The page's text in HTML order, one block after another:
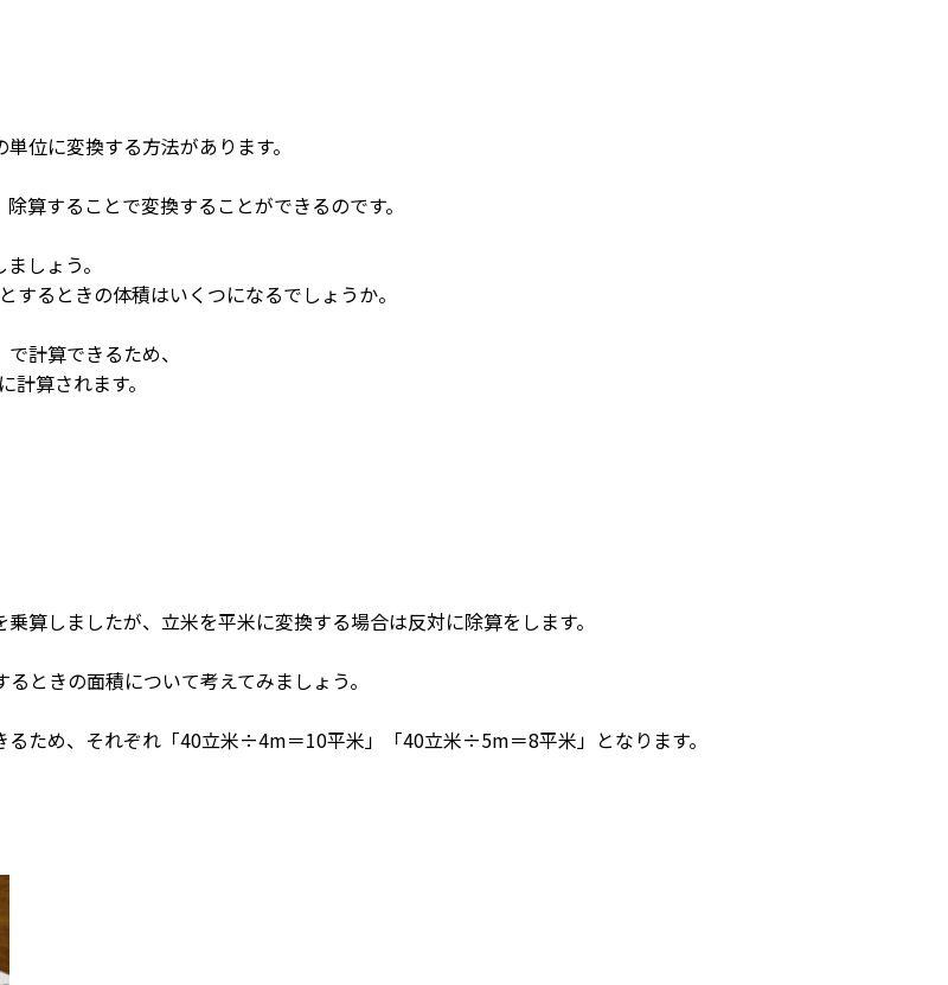
位に変換する方法があります。
算することで変換することができるのです。
しょう。
るときの体積はいくつになるでしょうか。
計算できるため、
算されます。
算しましたが、立米を平米に変換する場合は反対に除算をします。
ときの面積について考えてみましょう。
め、それぞれ「40立米÷4m＝10平米」「40立米÷5m＝8平米」となります。